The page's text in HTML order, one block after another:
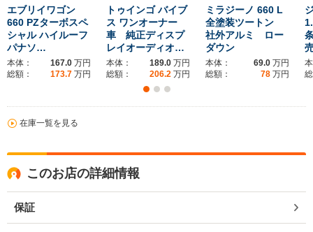
エブリイワゴン
660 PZターボスペ
シャル ハイルーフ
パナソ…
本体： 167.0 万円
総額：
173.7 万円
トゥインゴ バイブ
ス ワンオーナー
車 純正ディスプ
レイオーディオ…
本体： 189.0 万円
総額：
206.2 万円
ミラジーノ 660 L
全塗装ツートン
社外アルミ ロー
ダウン
本体： 69.0 万円
総額：
78 万円
在庫一覧を見る
このお店の詳細情報
保証